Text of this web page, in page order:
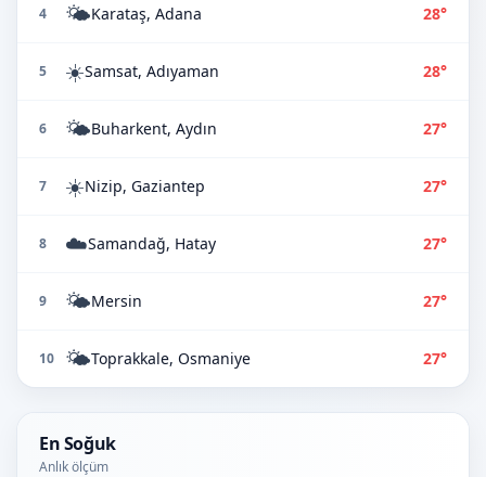
4 🌤️Karataş, Adana 28°
5 ☀️Samsat, Adıyaman 28°
6 🌤️Buharkent, Aydın 27°
7 ☀️Nizip, Gaziantep 27°
8 ☁️Samandağ, Hatay 27°
9 🌤️Mersin 27°
10 🌤️Toprakkale, Osmaniye 27°
En Soğuk
Anlık ölçüm